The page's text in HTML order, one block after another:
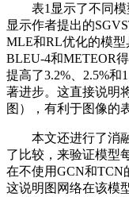
表1显示了不同模
显示作者提出的
MLE和RL优化的模型
BLEU-4和METEOR
提高了3.2%、2.5%和
著进步。这直接说明
图），有利于图像的
本文还进行了消融
了比较，来验证模型
在不使用GCN和TCN
这说明图网络在该模